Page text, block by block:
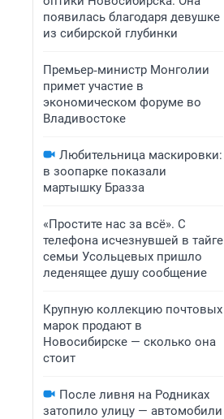
появилась благодаря девушке
из сибирской глубинки
Премьер‑министр Монголии
примет участие в
экономическом форуме во
Владивостоке
Любительница маскировки:
в зоопарке показали
мартышку Бразза
«Простите нас за всё». С
телефона исчезнувшей в тайге
семьи Усольцевых пришло
леденящее душу сообщение
Крупную коллекцию почтовых
марок продают в
Новосибирске — сколько она
стоит
После ливня на Родниках
затопило улицу — автомобили